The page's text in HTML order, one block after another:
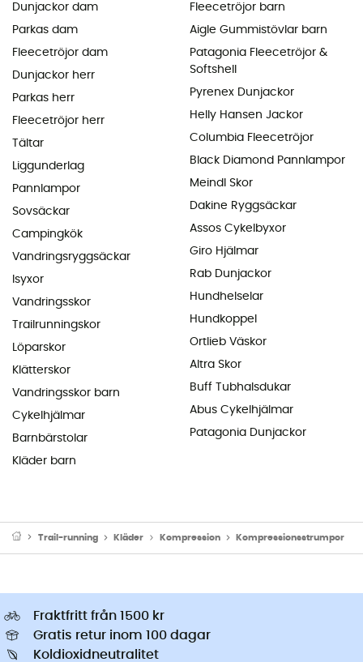
Dunjackor dam
Parkas dam
Fleecetröjor dam
Dunjackor herr
Parkas herr
Fleecetröjor herr
Tältar
Liggunderlag
Pannlampor
Sovsäckar
Campingkök
Vandringsryggsäckar
Isyxor
Vandringsskor
Trailrunningskor
Löparskor
Klätterskor
Vandringsskor barn
Cykelhjälmar
Barnbärstolar
Kläder barn
Fleecetröjor barn
Aigle Gummistövlar barn
Patagonia Fleecetröjor &
Softshell
Pyrenex Dunjackor
Helly Hansen Jackor
Columbia Fleecetröjor
Black Diamond Pannlampor
Meindl Skor
Dakine Ryggsäckar
Assos Cykelbyxor
Giro Hjälmar
Rab Dunjackor
Hundhelselar
Hundkoppel
Ortlieb Väskor
Altra Skor
Buff Tubhalsdukar
Abus Cykelhjälmar
Patagonia Dunjackor
Trail-running Kläder Kompression Kompressionsstrumpor
Fraktfritt från 1500 kr
Gratis retur inom 100 dagar
Koldioxidneutralitet